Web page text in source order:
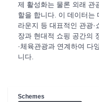
제 활성화는 물론 외래 관
할을 합니다. 이 데이터는
라운지 등 대표적인 관광
장과 현대적 쇼핑 공간의
·체육관광과 연계하여 다
니다.
Schemes